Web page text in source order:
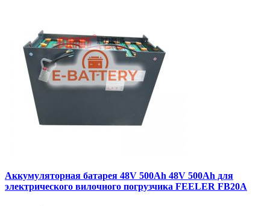
Аккумуляторная батарея 48V 500Ah 48V 500Ah для
электрического вилочного погрузчика FEELER FB20A